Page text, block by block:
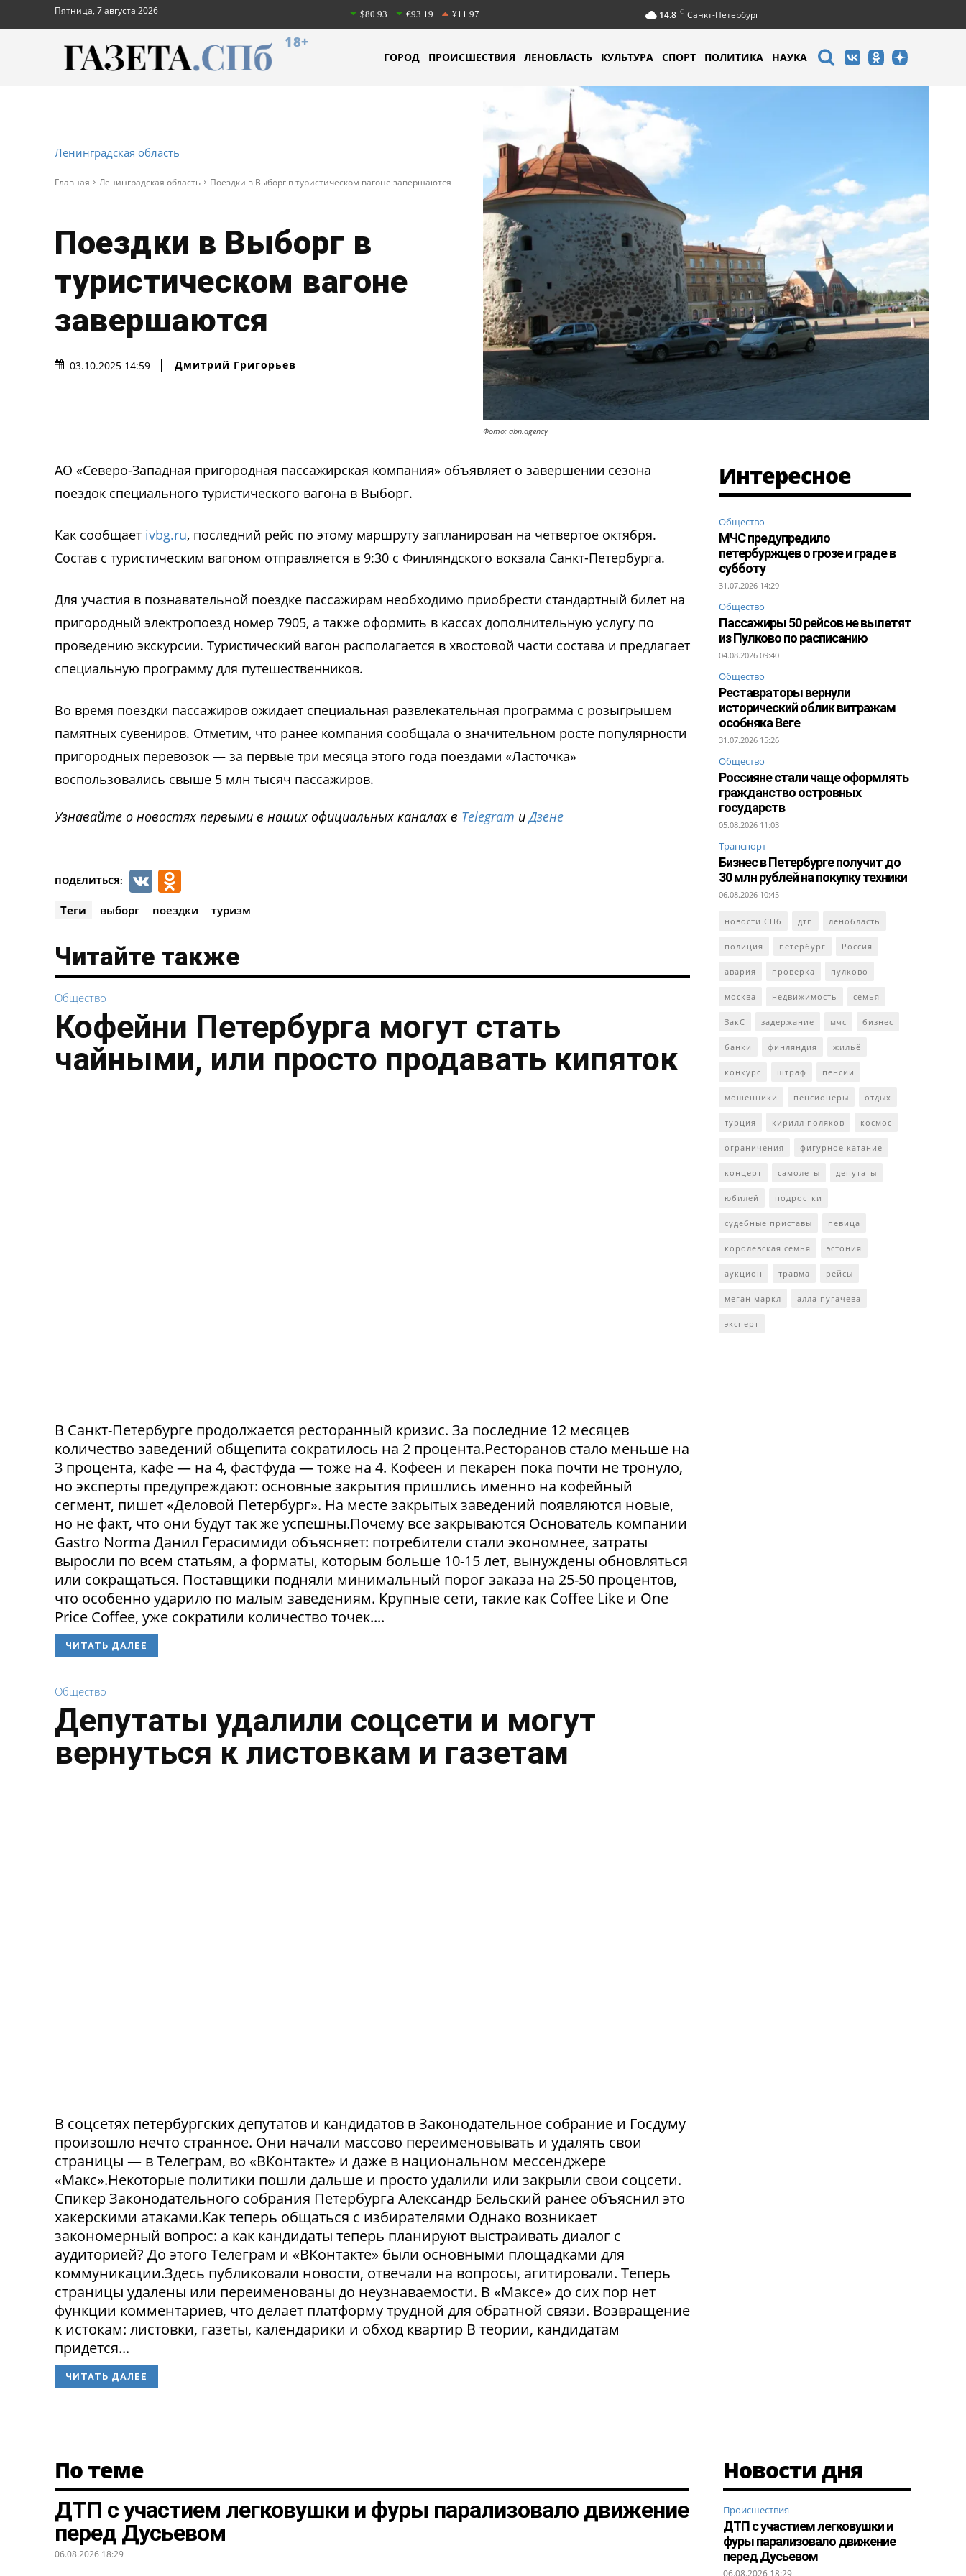
Пятница, 7 августа 2026 $80.93 €93.19 ¥11.97 14.8 C Санкт-Петербург
18+
ГОРОД ПРОИСШЕСТВИЯ ЛЕНОБЛАСТЬ КУЛЬТУРА СПОРТ ПОЛИТИКА НАУКА
Ленинградская область
Главная Ленинградская область Поездки в Выборг в туристическом вагоне завершаются
Поездки в Выборг в
туристическом вагоне
завершаются
03.10.2025 14:59 Дмитрий Григорьев
Фото: abn.agency
АО «Северо-Западная пригородная пассажирская компания» объявляет о завершении сезона
поездок специального туристического вагона в Выборг.
Как сообщает ivbg.ru, последний рейс по этому маршруту запланирован на четвертое октября.
Состав с туристическим вагоном отправляется в 9:30 с Финляндского вокзала Санкт-Петербурга.
Для участия в познавательной поездке пассажирам необходимо приобрести стандартный билет на
пригородный электропоезд номер 7905, а также оформить в кассах дополнительную услугу по
проведению экскурсии. Туристический вагон располагается в хвостовой части состава и предлагает
специальную программу для путешественников.
Во время поездки пассажиров ожидает специальная развлекательная программа с розыгрышем
памятных сувениров. Отметим, что ранее компания сообщала о значительном росте популярности
пригородных перевозок — за первые три месяца этого года поездами «Ласточка»
воспользовались свыше 5 млн тысяч пассажиров.
Узнавайте о новостях первыми в наших официальных каналах в Telegram иДзене
ПОДЕЛИТЬСЯ: VK
Теги выборг поездки туризм
Читайте также
Общество
Кофейни Петербурга могут стать
чайными, или просто продавать кипяток
В Санкт-Петербурге продолжается ресторанный кризис. За последние 12 месяцев
количество заведений общепита сократилось на 2 процента.Ресторанов стало меньше на
3 процента, кафе — на 4, фастфуда — тоже на 4. Кофеен и пекарен пока почти не тронуло,
но эксперты предупреждают: основные закрытия пришлись именно на кофейный
сегмент, пишет «Деловой Петербург». На месте закрытых заведений появляются новые,
но не факт, что они будут так же успешны.Почему все закрываются Основатель компании
Gastro Norma Данил Герасимиди объясняет: потребители стали экономнее, затраты
выросли по всем статьям, а форматы, которым больше 10-15 лет, вынуждены обновляться
или сокращаться. Поставщики подняли минимальный порог заказа на 25-50 процентов,
что особенно ударило по малым заведениям. Крупные сети, такие как Coffee Like и One
Price Coffee, уже сократили количество точек....
ЧИТАТЬ ДАЛЕЕ
Общество
Депутаты удалили соцсети и могут
вернуться к листовкам и газетам
В соцсетях петербургских депутатов и кандидатов в Законодательное собрание и Госдуму
произошло нечто странное. Они начали массово переименовывать и удалять свои
страницы — в Телеграм, во «ВКонтакте» и даже в национальном мессенджере
«Макс».Некоторые политики пошли дальше и просто удалили или закрыли свои соцсети.
Спикер Законодательного собрания Петербурга Александр Бельский ранее объяснил это
хакерскими атаками.Как теперь общаться с избирателями Однако возникает
закономерный вопрос: а как кандидаты теперь планируют выстраивать диалог с
аудиторией? До этого Телеграм и «ВКонтакте» были основными площадками для
коммуникации.Здесь публиковали новости, отвечали на вопросы, агитировали. Теперь
страницы удалены или переименованы до неузнаваемости. В «Максе» до сих пор нет
функции комментариев, что делает платформу трудной для обратной связи. Возвращение
к истокам: листовки, газеты, календарики и обход квартир В теории, кандидатам
придется...
ЧИТАТЬ ДАЛЕЕ
Интересное
Общество
МЧС предупредило
петербуржцев о грозе и граде в
субботу
31.07.2026 14:29
Общество
Пассажиры 50 рейсов не вылетят
из Пулково по расписанию
04.08.2026 09:40
Общество
Реставраторы вернули
исторический облик витражам
особняка Веге
31.07.2026 15:26
Общество
Россияне стали чаще оформлять
гражданство островных
государств
05.08.2026 11:03
Транспорт
Бизнес в Петербурге получит до
30 млн рублей на покупку техники
06.08.2026 10:45
новости СПб дтп ленобласть
полиция петербург Россия
авария проверка пулково
москва недвижимость семья
ЗакС задержание мчс бизнес
банки финляндия жильё
конкурс штраф пенсии
мошенники пенсионеры отдых
турция кирилл поляков космос
ограничения фигурное катание
концерт самолеты депутаты
юбилей подростки
судебные приставы певица
королевская семья эстония
аукцион травма рейсы
меган маркл алла пугачева
эксперт
Новости дня
Происшествия
ДТП с участием легковушки и
фуры парализовало движение
перед Дусьевом
06.08.2026 18:29
По теме
ДТП с участием легковушки и фуры парализовало движение
перед Дусьевом
06.08.2026 18:29